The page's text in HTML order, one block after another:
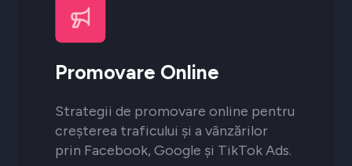
Promovare Online
Strategii de promovare online pentru
creșterea traficului și a vânzărilor
prin Facebook, Google și TikTok Ads.